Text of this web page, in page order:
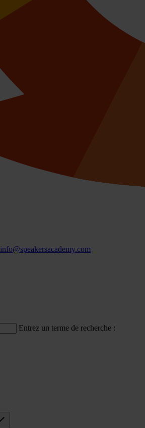
info@speakersacademy.com
Entrez un terme de recherche :